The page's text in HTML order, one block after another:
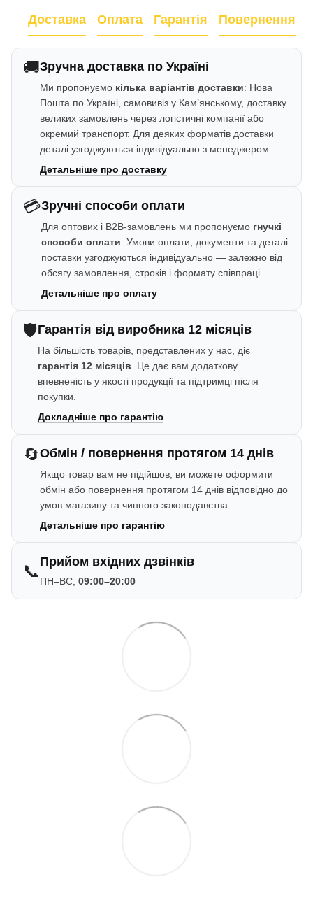
Доставка Оплата Гарантія Повернення
🚚Зручна доставка по Україні
Ми пропонуємо кілька варіантів доставки: Нова
Пошта по Україні, самовивіз у Кам’янському, доставку
великих замовлень через логістичні компанії або
окремий транспорт. Для деяких форматів доставки
деталі узгоджуються індивідуально з менеджером.
Детальніше про доставку
💳Зручні способи оплати
Для оптових і B2B-замовлень ми пропонуємо гнучкі
способи оплати . Умови оплати, документи та деталі
поставки узгоджуються індивідуально — залежно від
обсягу замовлення, строків і формату співпраці.
Детальніше про оплату
🛡️Гарантія від виробника 12 місяців
На більшість товарів, представлених у нас, діє
гарантія 12 місяців . Це дає вам додаткову
впевненість у якості продукції та підтримці після
покупки.
Докладніше про гарантію
🔄Обмін / повернення протягом 14 днів
Якщо товар вам не підійшов, ви можете оформити
обмін або повернення протягом 14 днів відповідно до
умов магазину та чинного законодавства.
Детальніше про гарантію
📞 Прийом вхідних дзвінків
ПН–ВС, 09:00–20:00